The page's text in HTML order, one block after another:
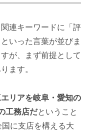
連キーワードに「評
いった言葉が並びま
が、まず前提として
ます。
リアを岐阜・愛知の
工務店だということ
に支店を構える大